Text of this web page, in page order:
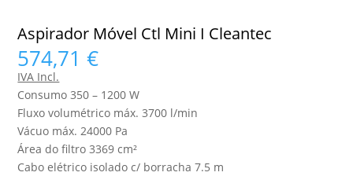
Aspirador Móvel Ctl Mini I Cleantec
574,71€
IVA Incl.
Consumo 350 – 1200 W
Fluxo volumétrico máx. 3700 l/min
Vácuo máx. 24000 Pa
Área do filtro 3369 cm²
Cabo elétrico isolado c/ borracha 7.5 m